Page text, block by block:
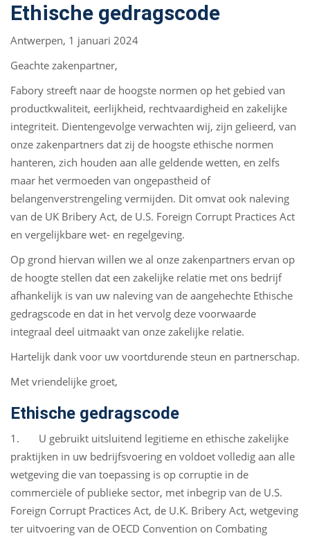
Ethische gedragscode
Antwerpen, 1 januari 2024
Geachte zakenpartner,
Fabory streeft naar de hoogste normen op het gebied van
productkwaliteit, eerlijkheid, rechtvaardigheid en zakelijke
integriteit. Dientengevolge verwachten wij, zijn gelieerd, van
onze zakenpartners dat zij de hoogste ethische normen
hanteren, zich houden aan alle geldende wetten, en zelfs
maar het vermoeden van ongepastheid of
belangenverstrengeling vermijden. Dit omvat ook naleving
van de UK Bribery Act, de U.S. Foreign Corrupt Practices Act
en vergelijkbare wet- en regelgeving.
Op grond hiervan willen we al onze zakenpartners ervan op
de hoogte stellen dat een zakelijke relatie met ons bedrijf
afhankelijk is van uw naleving van de aangehechte Ethische
gedragscode en dat in het vervolg deze voorwaarde
integraal deel uitmaakt van onze zakelijke relatie.
Hartelijk dank voor uw voortdurende steun en partnerschap.
Met vriendelijke groet,
Ethische gedragscode
1. U gebruikt uitsluitend legitieme en ethische zakelijke
praktijken in uw bedrijfsvoering en voldoet volledig aan alle
wetgeving die van toepassing is op corruptie in de
commerciële of publieke sector, met inbegrip van de U.S.
Foreign Corrupt Practices Act, de U.K. Bribery Act, wetgeving
ter uitvoering van de OECD Convention on Combating